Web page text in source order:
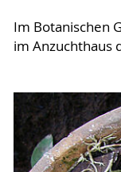
Im Botanischen
im Anzuchthaus